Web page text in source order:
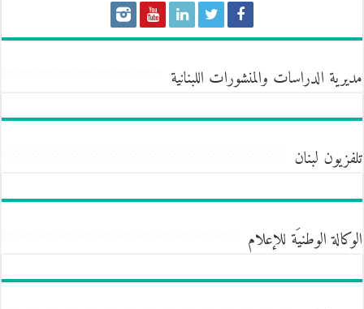
مديرية الدراسات والمنشورات اللبنانية
تلفزيون لبنان
الوكالة الوطنيَة للإعلام